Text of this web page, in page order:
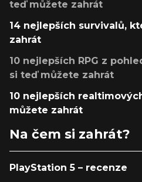
teď můžete zahrát
14 nejlepších survivalů,
zahrát
10 nejlepších RPG z
si teď můžete zahrát
10 nejlepších
můžete zahrát
Na čem si zahrát?
PlayStation 5 – recenze